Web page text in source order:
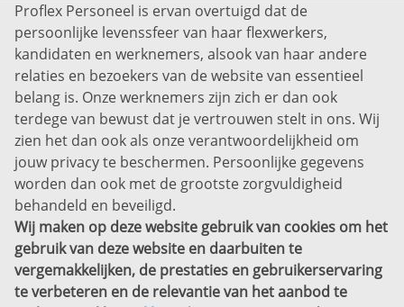
Info@proflexpersoneel.nl
Bel ons:+31 (0)85 0450040
Prins Willem-Alexanderlaan 301
7311 SW Apeldoorn
Disclaimer
Privacyverklaring
Sitemap
Copyright
Bekijk ook eens
Proflex Personeel is ervan overtuigd dat de
persoonlijke levenssfeer van haar flexwerkers,
kandidaten en werknemers, alsook van haar andere
relaties en bezoekers van de website van essentieel
belang is. Onze werknemers zijn zich er dan ook
terdege van bewust dat je vertrouwen stelt in ons. Wij
zien het dan ook als onze verantwoordelijkheid om
jouw privacy te beschermen. Persoonlijke gegevens
worden dan ook met de grootste zorgvuldigheid
behandeld en beveiligd.
Wij maken op deze website gebruik van cookies om het
gebruik van deze website en daarbuiten te
vergemakkelijken, de prestaties en gebruikerservaring
te verbeteren en de relevantie van het aanbod te